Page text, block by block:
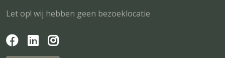
Let op! wij hebben geen bezoeklocatie